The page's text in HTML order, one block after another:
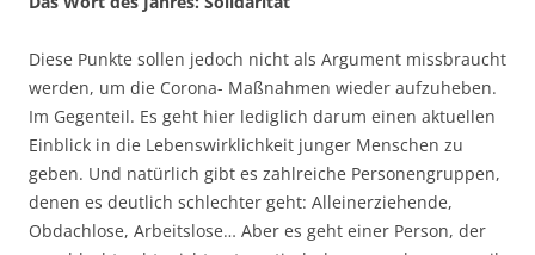
Diese Punkte sollen jedoch nicht als Argument missbraucht
werden, um die Corona- Maßnahmen wieder aufzuheben.
Im Gegenteil. Es geht hier lediglich darum einen aktuellen
Einblick in die Lebenswirklichkeit junger Menschen zu
geben. Und natürlich gibt es zahlreiche Personengruppen,
denen es deutlich schlechter geht: Alleinerziehende,
Obdachlose, Arbeitslose… Aber es geht einer Person, der